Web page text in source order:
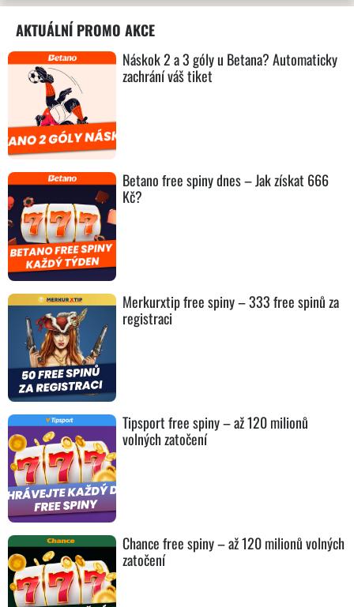
AKTUÁLNÍ PROMO AKCE
Náskok 2 a 3 góly u Betana? Automaticky
zachrání váš tiket
Betano free spiny dnes – Jak získat 666
Kč?
Merkurxtip free spiny – 333 free spinů za
registraci
Tipsport free spiny – až 120 milionů
volných zatočení
Chance free spiny – až 120 milionů volných
zatočení